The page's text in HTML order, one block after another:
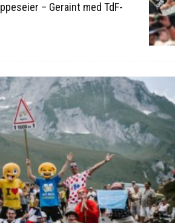
– Geraint med TdF-